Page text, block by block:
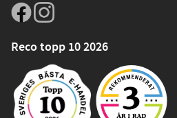
Reco topp 10 2026